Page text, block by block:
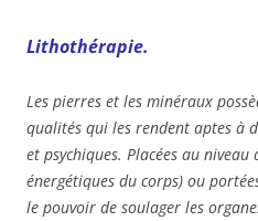
Lithothérapie.
Les pierres et les minéraux
qualités qui les rendent aptes à
et psychiques. Placées au niveau
énergétiques du corps) ou
le pouvoir de soulager les